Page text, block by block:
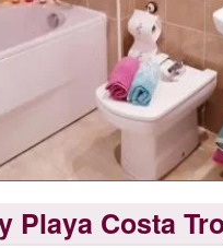
Playa Costa